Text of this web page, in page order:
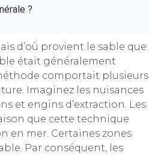
?
d’où provient le sable que
était généralement
comportait plusieurs
Imaginez les nuisances
et engins d’extraction. Les
que cette technique
en mer. Certaines zones
Par conséquent, les